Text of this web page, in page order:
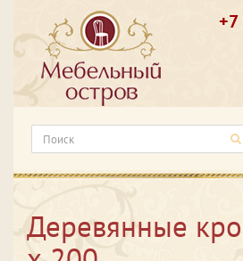
+7
Деревянные